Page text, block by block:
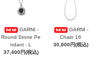
GARNI -
Round Stone Pe
ndant - L
37,400円(税込)
GARNI -
Chain 16
30,800円(税込)